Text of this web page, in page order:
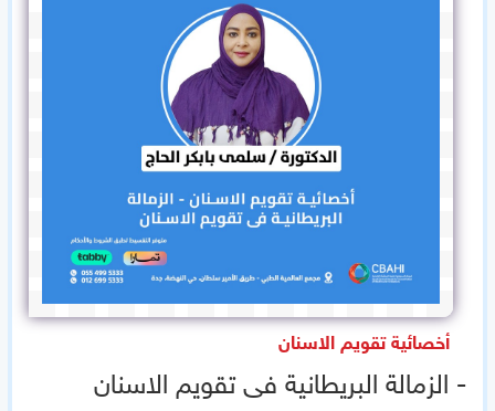
أخصائية تقويم الاسنان
- الزمالة البريطانية فى تقويم الاسنان